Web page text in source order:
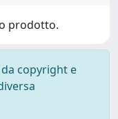
prodotto.
copyright e